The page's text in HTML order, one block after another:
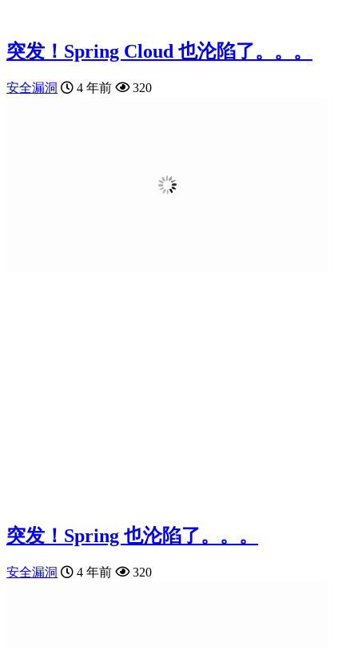
突发！Spring Cloud 也沦陷了。。。
安全漏洞 4 年前 320
突发！Spring 也沦陷了。。。
安全漏洞 4 年前 320